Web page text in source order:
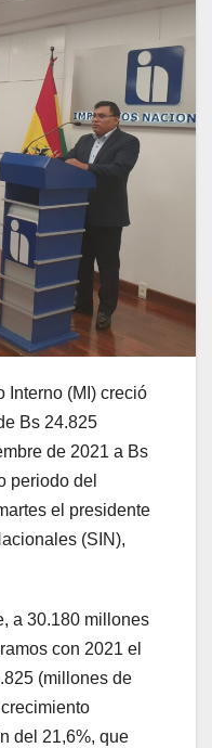
Interno (MI) creció
Bs 24.825
de 2021 a Bs
periodo del
el presidente
(SIN),
a 30.180 millones
con 2021 el
(millones de
del 21,6%, que